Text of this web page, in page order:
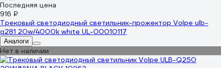
Последняя цена
916 ₽
Трековый светодиодный светильник-прожектор Volpe ulb-
q281 20w/4000k white UL-00010117
Аналоги
Нет в наличии